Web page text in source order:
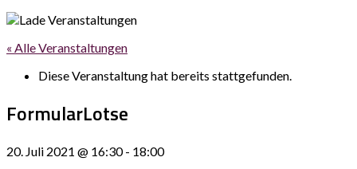
« Alle Veranstaltungen
Diese Veranstaltung hat bereits stattgefunden.
FormularLotse
20. Juli 2021 @ 16:30- 18:00